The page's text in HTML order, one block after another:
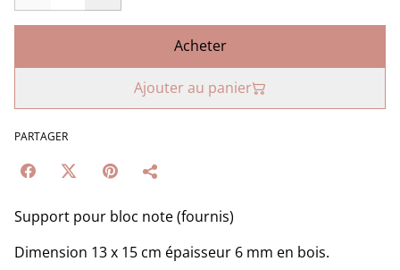
Acheter
Ajouter au panier
PARTAGER
Support pour bloc note (fournis)
Dimension 13 x 15 cm épaisseur 6 mm en bois.